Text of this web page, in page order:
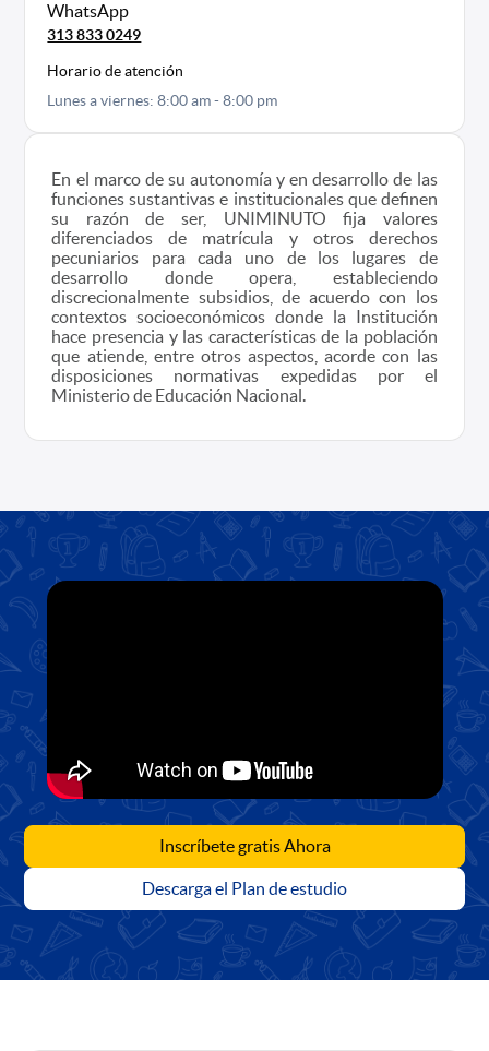
WhatsApp
313 833 0249
Horario de atención
Lunes a viernes: 8:00 am - 8:00 pm
En el marco de su autonomía y en desarrollo de las
funciones sustantivas e institucionales que definen
su razón de ser, UNIMINUTO fija valores
diferenciados de matrícula y otros derechos
pecuniarios para cada uno de los lugares de
desarrollo donde opera, estableciendo
discrecionalmente subsidios, de acuerdo con los
contextos socioeconómicos donde la Institución
hace presencia y las características de la población
que atiende, entre otros aspectos, acorde con las
disposiciones normativas expedidas por el
Ministerio de Educación Nacional.
Inscríbete gratis Ahora
Descarga el Plan de estudio